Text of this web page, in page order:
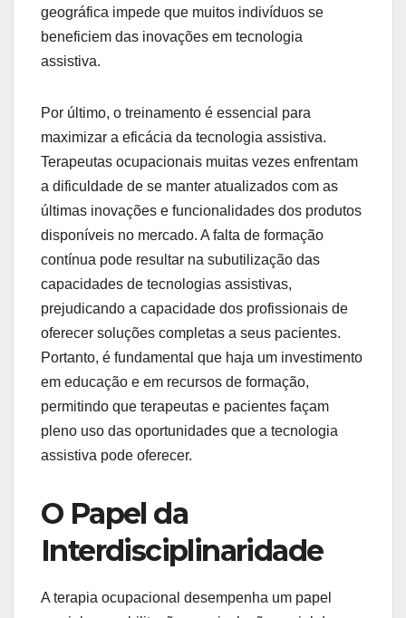
geográfica impede que muitos indivíduos se
beneficiem das inovações em tecnologia
assistiva.
Por último, o treinamento é essencial para
maximizar a eficácia da tecnologia assistiva.
Terapeutas ocupacionais muitas vezes enfrentam
a dificuldade de se manter atualizados com as
últimas inovações e funcionalidades dos produtos
disponíveis no mercado. A falta de formação
contínua pode resultar na subutilização das
capacidades de tecnologias assistivas,
prejudicando a capacidade dos profissionais de
oferecer soluções completas a seus pacientes.
Portanto, é fundamental que haja um investimento
em educação e em recursos de formação,
permitindo que terapeutas e pacientes façam
pleno uso das oportunidades que a tecnologia
assistiva pode oferecer.
O Papel da
Interdisciplinaridade
A terapia ocupacional desempenha um papel